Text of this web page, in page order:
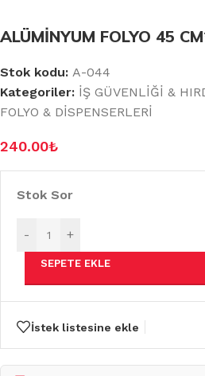
ALÜMİNYUM FOLYO 45
Stok kodu: A-044
Kategoriler: İŞ GÜVENLİĞİ &
FOLYO & DİSPENSERLERİ
240.00₺
Stok Sor
- +
SEPETE EKLE
İstek listesine ekle